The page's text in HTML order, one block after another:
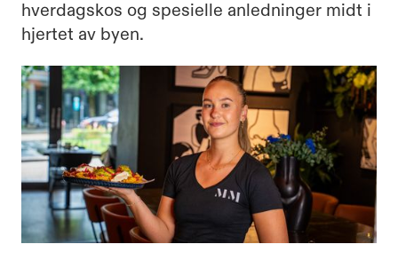
hverdagskos og spesielle anledninger midt i
hjertet av byen.